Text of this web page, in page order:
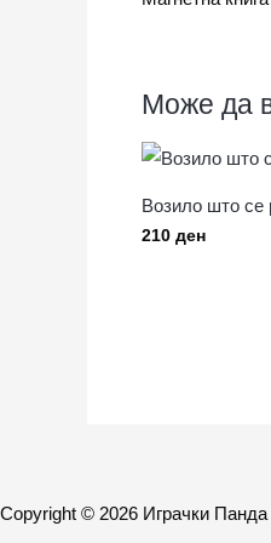
Може да
Возило што се
210 ден
Copyright © 2026 Играчки Панда